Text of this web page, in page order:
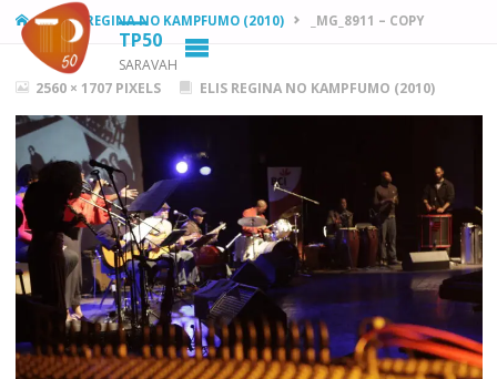
TP50
SARAVAH
HOMEELIS REGINA NO KAMPFUMO (2010) _MG_8911 – COPY
FULL2560 × 1707 PIXELS ELIS REGINA NO KAMPFUMO (2010)